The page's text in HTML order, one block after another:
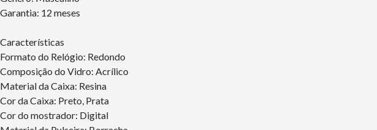
Garantia: 12 meses
Características
Formato do Relógio: Redondo
Composição do Vidro: Acrílico
Material da Caixa: Resina
Cor da Caixa: Preto, Prata
Cor do mostrador: Digital